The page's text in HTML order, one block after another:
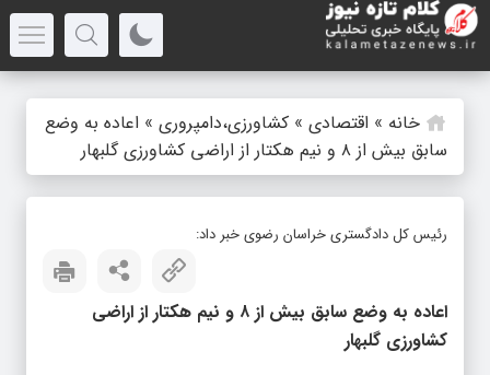
خانه » اقتصادی » کشاورزی،دامپروری » اعاده به وضع
سابق بیش از ۸ و نیم هکتار از اراضی کشاورزی گلبهار
رئیس کل دادگستری خراسان رضوی خبر داد:
اعاده به وضع سابق بیش از ۸ و نیم هکتار از اراضی
کشاورزی گلبهار